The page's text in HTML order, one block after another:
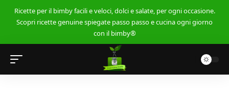
Ricette per il bimby facili e veloci, dolci e salate, per ogni occasione.
Scopri ricette genuine spiegate passo passo e cucina ogni giorno
con il bimby®